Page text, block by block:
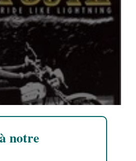
notre